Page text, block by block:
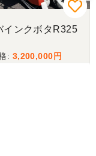
念ですが、こちら
インクボタR325
3,200,000